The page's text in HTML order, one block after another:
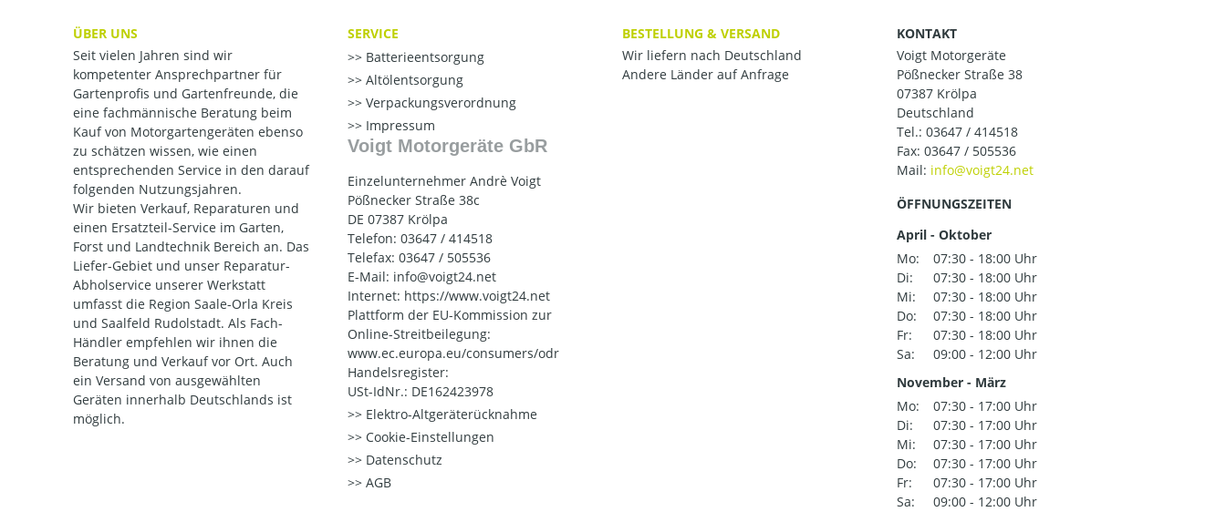
ÜBER UNS
Seit vielen Jahren sind wir
kompetenter Ansprechpartner für
Gartenprofis und Gartenfreunde, die
eine fachmännische Beratung beim
Kauf von Motorgartengeräten ebenso
zu schätzen wissen, wie einen
entsprechenden Service in den darauf
folgenden Nutzungsjahren.
Wir bieten Verkauf, Reparaturen und
einen Ersatzteil-Service im Garten,
Forst und Landtechnik Bereich an. Das
Liefer-Gebiet und unser Reparatur-
Abholservice unserer Werkstatt
umfasst die Region Saale-Orla Kreis
und Saalfeld Rudolstadt. Als Fach-
Händler empfehlen wir ihnen die
Beratung und Verkauf vor Ort. Auch
ein Versand von ausgewählten
Geräten innerhalb Deutschlands ist
möglich.
SERVICE
Batterieentsorgung
Altölentsorgung
Verpackungsverordnung
Impressum
Voigt Motorgeräte GbR
Einzelunternehmer Andrè Voigt
Pößnecker Straße 38c
DE 07387 Krölpa
Telefon: 03647 / 414518
Telefax: 03647 / 505536
E-Mail: info@voigt24.net
Internet: https://www.voigt24.net
Plattform der EU-Kommission zur
Online-Streitbeilegung:
www.ec.europa.eu/consumers/odr
Handelsregister:
USt-IdNr.: DE162423978
Elektro-Altgeräterücknahme
Cookie-Einstellungen
Datenschutz
AGB
BESTELLUNG & VERSAND
Wir liefern nach Deutschland
Andere Länder auf Anfrage
KONTAKT
Voigt Motorgeräte
Pößnecker Straße 38
07387 Krölpa
Deutschland
Tel.: 03647 / 414518
Fax: 03647 / 505536
Mail:
ÖFFNUNGSZEITEN
April - Oktober
Mo:
07:30 - 18:00 Uhr
Di:
07:30 - 18:00 Uhr
Mi:
07:30 - 18:00 Uhr
Do:
07:30 - 18:00 Uhr
Fr:
07:30 - 18:00 Uhr
Sa:
09:00 - 12:00 Uhr
November - März
Mo:
07:30 - 17:00 Uhr
Di:
07:30 - 17:00 Uhr
Mi:
07:30 - 17:00 Uhr
Do:
07:30 - 17:00 Uhr
Fr:
07:30 - 17:00 Uhr
Sa:
09:00 - 12:00 Uhr